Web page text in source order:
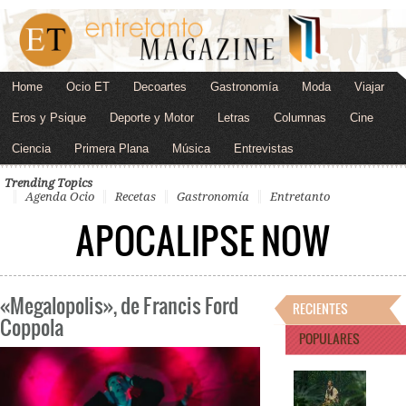
Home Ocio ET Decoartes Gastronomía Moda Viajar
Eros y Psique Deporte y Motor Letras Columnas Cine
Ciencia Primera Plana Música Entrevistas
Trending Topics
Agenda Ocio
Recetas Gastronomía Entretanto
APOCALIPSE NOW
«Megalopolis», de Francis Ford
Coppola
RECIENTES
POPULARES